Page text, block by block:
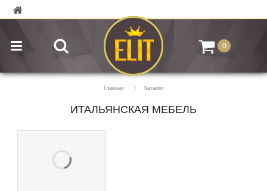
0
Главная Каталог
ИТАЛЬЯНСКАЯ МЕБЕЛЬ